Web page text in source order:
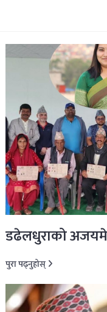
डढेलधुराको
पुरा पढ्नुहोस्